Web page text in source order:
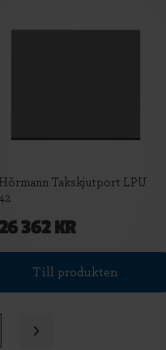
Hörmann Takskjutport LPU
42
362 KR
Till produkten